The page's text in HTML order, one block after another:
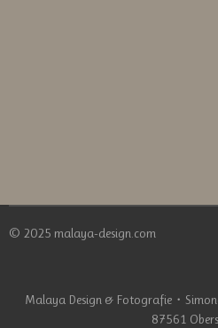
© 2025 malaya-design.com
Malaya Design & Fotografie ・
87561